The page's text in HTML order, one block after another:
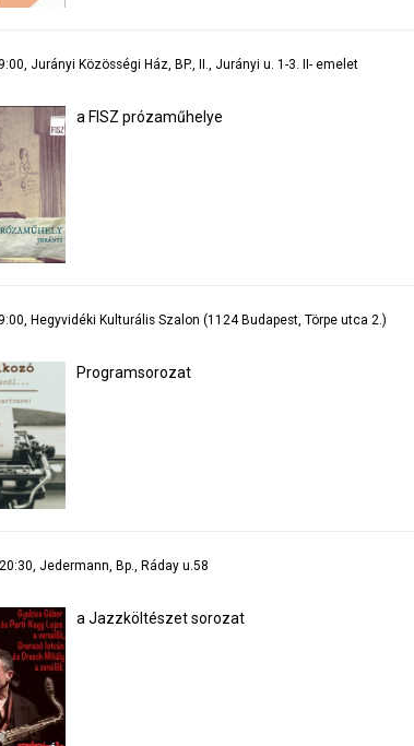
Jurányi Közösségi Ház, BP., II., Jurányi u. 1-3. II- emelet
a FISZ prózaműhelye
Hegyvidéki Kulturális Szalon (1124 Budapest, Törpe utca 2.)
Programsorozat
Jedermann, Bp., Ráday u.58
a Jazzköltészet sorozat